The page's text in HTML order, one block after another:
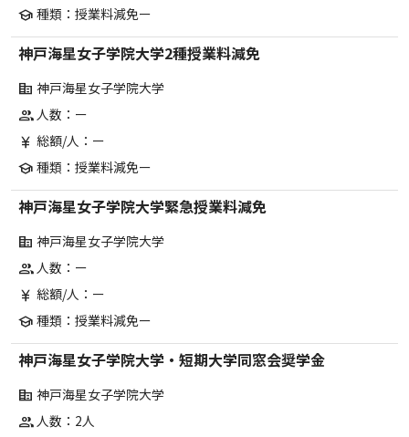
school 種類：授業料減免ー
神戸海星女子学院大学2種授業料減免
corporate_fare 神戸海星女子学院大学
group人数：ー
currency_yen 総額/人：ー
school 種類：授業料減免ー
神戸海星女子学院大学緊急授業料減免
corporate_fare 神戸海星女子学院大学
group人数：ー
currency_yen 総額/人：ー
school 種類：授業料減免ー
神戸海星女子学院大学・短期大学同窓会奨学金
corporate_fare 神戸海星女子学院大学
group人数：2人